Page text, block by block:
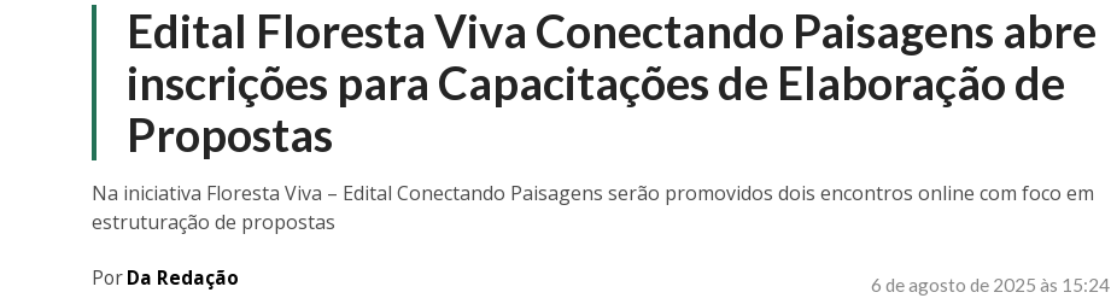
Edital Floresta Viva Conectando Paisagens abre
inscrições para Capacitações de Elaboração de
Propostas
Na iniciativa Floresta Viva – Edital Conectando Paisagens serão promovidos dois encontros online com foco em
estruturação de propostas
PorDa Redação 6 de agosto de 2025 às 15:24